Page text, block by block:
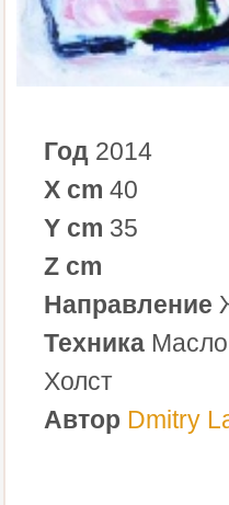
Год 2014
X cm 40
Y cm 35
Z cm
Направление
Техника Масло
Холст
Автор Dmitry